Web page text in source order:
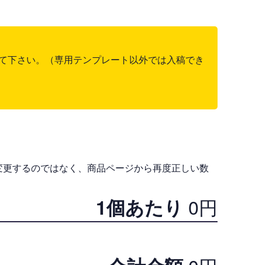
下さい。（専用テンプレート以外では入稿でき
するのではなく、商品ページから再度正しい数
1個あたり 0円